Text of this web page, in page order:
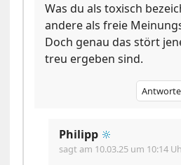
Was du als toxisch
andere als freie
Doch genau das stört
treu ergeben sind.
Philipp 🔆
sagt am 10.03.25 um 10:14